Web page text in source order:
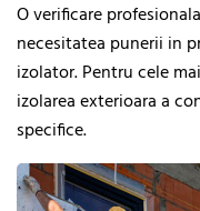
O verificare
necesitatea punerii in
izolator. Pentru cele
izolarea exterioara a
specifice.